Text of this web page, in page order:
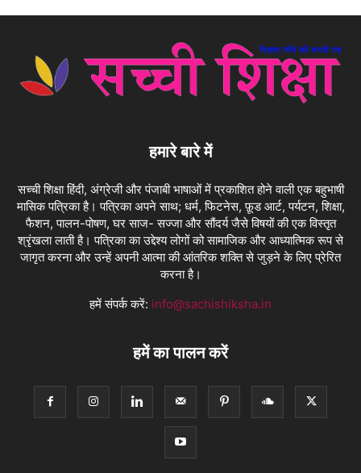
हमारे बारे में
सच्ची शिक्षा हिंदी, अंग्रेजी और पंजाबी भाषाओं में प्रकाशित होने वाली एक बहुभाषी
मासिक पत्रिका है। पत्रिका अपने साथ; धर्म, फिटनेस, फ़ूड आर्ट, पर्यटन, शिक्षा,
फैशन, पालन-पोषण, घर साज- सज्जा और सौंदर्य जैसे विषयों की एक विस्तृत
श्रृंखला लाती है। पत्रिका का उद्देश्य लोगों को सामाजिक और आध्यात्मिक रूप से
जागृत करना और उन्हें अपनी आत्मा की आंतरिक शक्ति से जुड़ने के लिए प्रेरित
करना है।
हमें संपर्क करें: info@sachishiksha.in
हमें का पालन करें